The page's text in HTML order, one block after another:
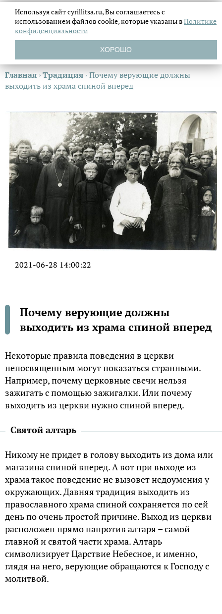
Главная ›Традиция ›Почему верующие должны
выходить из храма спиной вперед
2021-06-28 14:00:22
Почему верующие должны
выходить из храма спиной вперед
Некоторые правила поведения в церкви
непосвященным могут показаться странными.
Например, почему церковные свечи нельзя
зажигать с помощью зажигалки. Или почему
выходить из церкви нужно спиной вперед.
Святой алтарь
Никому не придет в голову выходить из дома или
магазина спиной вперед. А вот при выходе из
храма такое поведение не вызовет недоумения у
окружающих. Давняя традиция выходить из
православного храма спиной сохраняется по сей
день по очень простой причине. Выход из церкви
расположен прямо напротив алтаря – самой
главной и святой части храма. Алтарь
символизирует Царствие Небесное, и именно,
глядя на него, верующие обращаются к Господу с
молитвой.
Используя сайт cyrillitsa.ru, Вы соглашаетесь с
использованием файловcookie, которые указаны вПолитике
конфиденциальности
ХОРОШО